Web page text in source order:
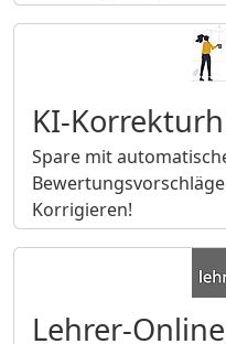
KI-
Spare mit
Korrigieren!
Lehrer-